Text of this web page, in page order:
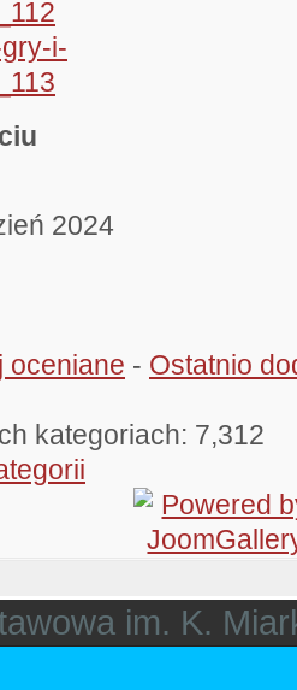
2024
oceniane - Ostatnio
kategoriach: 7,312
im. K.